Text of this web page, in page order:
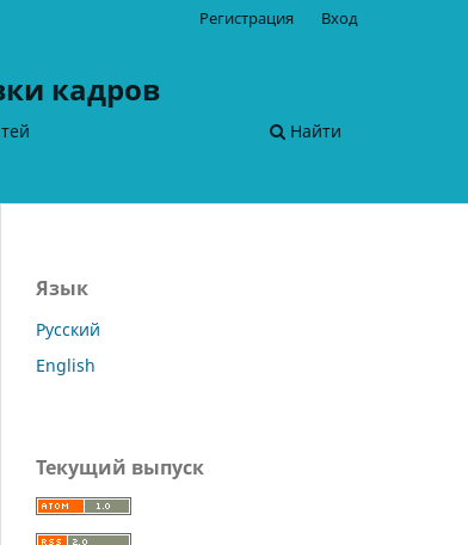
кадров
Найти
Регистрация Вход
Язык
Русский
English
Текущий выпуск